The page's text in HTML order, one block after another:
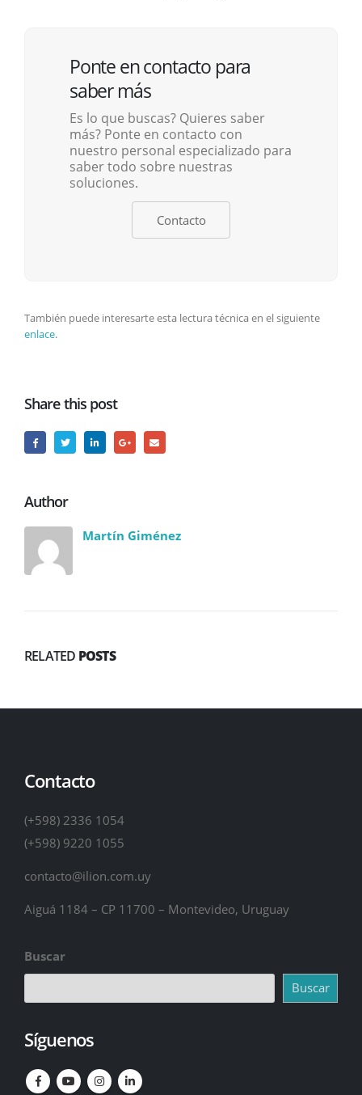
Ponte en contacto para
saber más
Es lo que buscas? Quieres saber
más? Ponte en contacto con
nuestro personal especializado para
saber todo sobre nuestras
soluciones.
Contacto
También puede interesarte esta lectura técnica en el siguiente
enlace.
Share this post
Author
Martín Giménez
RELATED POSTS
Contacto
(+598) 2336 1054
(+598) 9220 1055
contacto@ilion.com.uy
Aiguá 1184 – CP 11700 – Montevideo, Uruguay
Buscar
Buscar
Síguenos